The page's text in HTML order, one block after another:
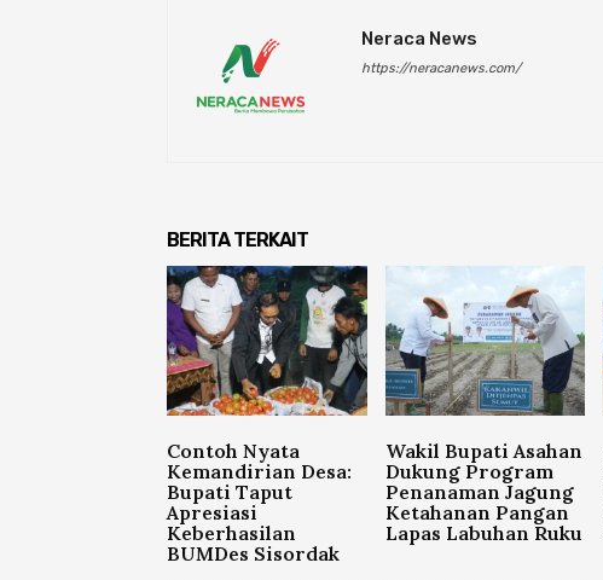
Neraca News
https://neracanews.com/
BERITA TERKAIT
Contoh Nyata
Kemandirian Desa:
Bupati Taput
Apresiasi
Keberhasilan
BUMDes Sisordak
Wakil Bupati Asahan
Dukung Program
Penanaman Jagung
Ketahanan Pangan
Lapas Labuhan Ruku